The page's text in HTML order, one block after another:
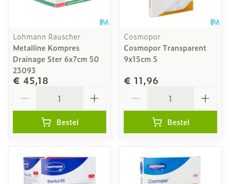
Lohmann Rauscher
Metalline Kompres
Drainage Ster 6x7cm 50
23093
€ 45,18
Bestel
Cosmopor
Cosmopor Transparent
9x15cm 5
€ 11,96
Bestel